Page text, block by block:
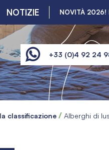
NOTIZIE NOVITÀ
+33 (0)4 92 24
classificazione Alberghi di